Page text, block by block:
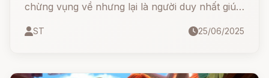
chừng vụng về nhưng lại là người duy nhất giúp
lừa nhà vua tham lam và cuối cùng cưới được
ST 25/06/2025